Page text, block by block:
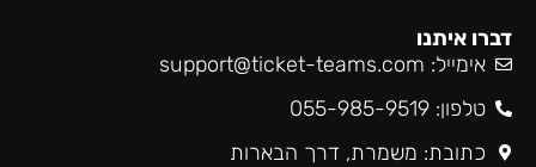
דברו איתנו
אימייל: support@ticket-teams.com
טלפון: 055-985-9519
כתובת: משמרת, דרך הבארות